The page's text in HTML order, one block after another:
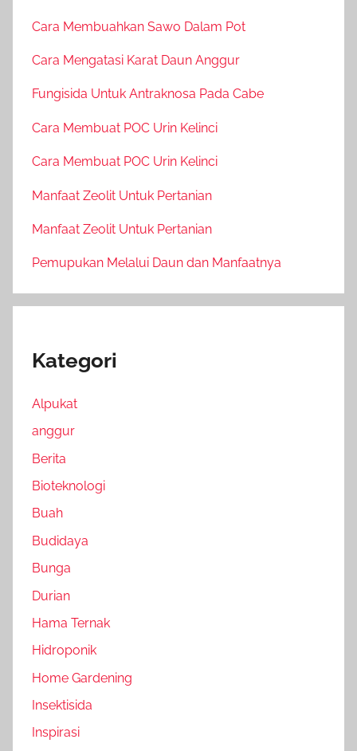
Cara Membuahkan Sawo Dalam Pot
Cara Mengatasi Karat Daun Anggur
Fungisida Untuk Antraknosa Pada Cabe
Cara Membuat POC Urin Kelinci
Cara Membuat POC Urin Kelinci
Manfaat Zeolit Untuk Pertanian
Manfaat Zeolit Untuk Pertanian
Pemupukan Melalui Daun dan Manfaatnya
Kategori
Alpukat
anggur
Berita
Bioteknologi
Buah
Budidaya
Bunga
Durian
Hama Ternak
Hidroponik
Home Gardening
Insektisida
Inspirasi